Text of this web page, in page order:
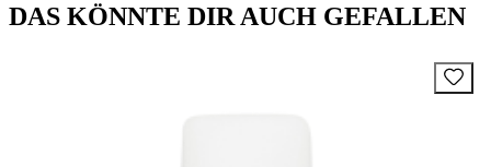
DAS KÖNNTE DIR AUCH GEFALLEN